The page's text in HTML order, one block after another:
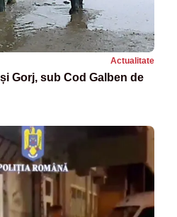
Actualitate
Gorj, sub Cod Galben de